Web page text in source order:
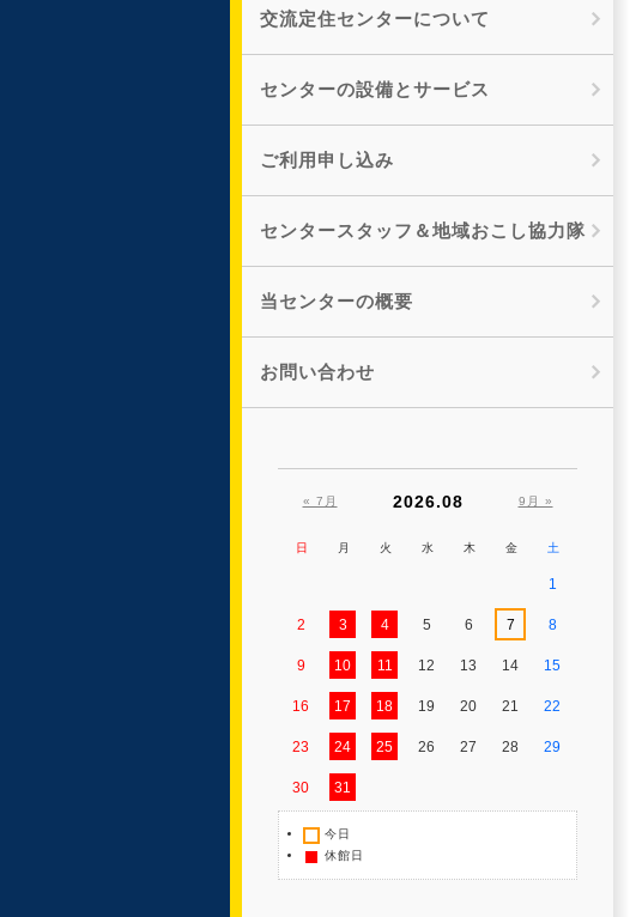
交流定住センターについて
センターの設備とサービス
ご利用申し込み
センタースタッフ＆地域おこし協力隊
当センターの概要
お問い合わせ
« 7月 2026.08 9月 »
日 月 火 水 木 金 土
1
2 3 4 5 6 7 8
9 10 11 12 13 14 15
16 17 18 19 20 21 22
23 24 25 26 27 28 29
30 31
今日
休館日